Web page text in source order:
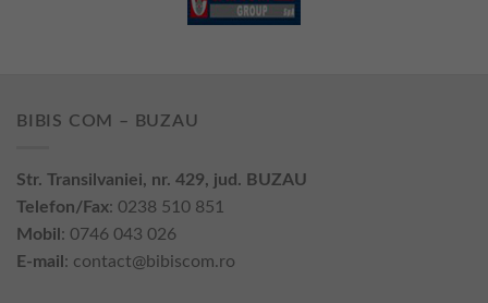
BIBIS COM – BUZAU
Str. Transilvaniei, nr. 429, jud. BUZAU
Telefon/Fax: 0238 510 851
Mobil : 0746 043 026
E-mail : contact@bibiscom.ro